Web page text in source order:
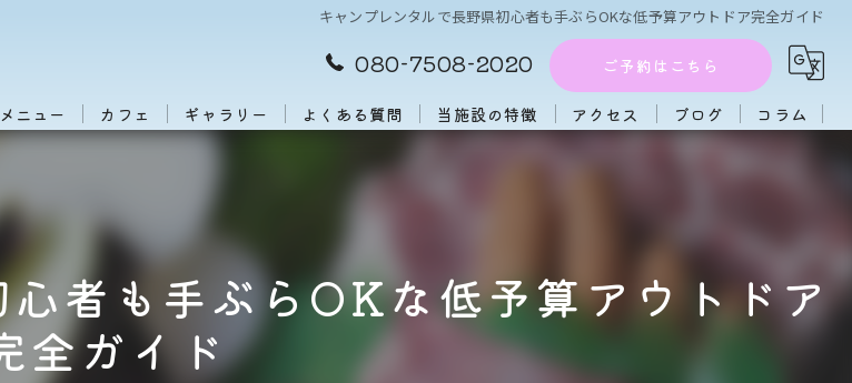
キャンプレンタルで長野県初心者も手ぶらOKな低予算アウトドア完全ガイド
080-7508-2020 ご予約はこちら
メニュー カフェ ギャラリー よくある質問 当施設の特徴
団体
アクセス ブログ コラム
者も手ぶらOKな低予算アウトドア
全ガイド